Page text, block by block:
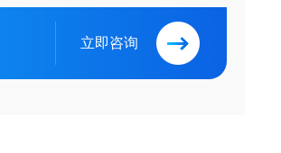
立即咨询